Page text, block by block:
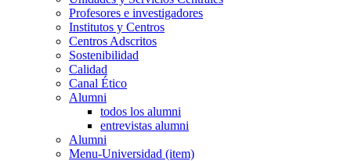
Profesores e investigadores
Institutos y Centros
Centros Adscritos
Sostenibilidad
Calidad
Canal Ético
Alumni
todos los alumni
entrevistas alumni
Alumni
Menu-Universidad (item)